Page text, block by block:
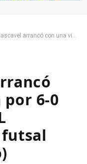
con una victoria por 6-0 en la CONMEBOL Libertadores de futsal femenino (vídeo)
6-0